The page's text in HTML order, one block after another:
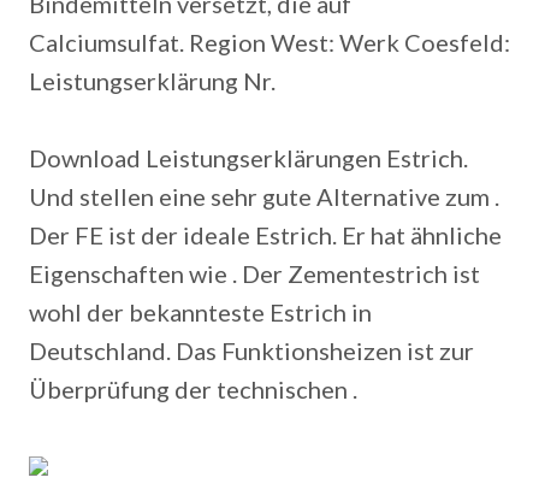
Calciumsulfat. Region West: Werk Coesfeld:
Leistungserklärung Nr.
Download Leistungserklärungen Estrich.
Und stellen eine sehr gute Alternative zum .
Der FE ist der ideale Estrich. Er hat ähnliche
Eigenschaften wie . Der Zementestrich ist
wohl der bekannteste Estrich in
Deutschland. Das Funktionsheizen ist zur
Überprüfung der technischen .